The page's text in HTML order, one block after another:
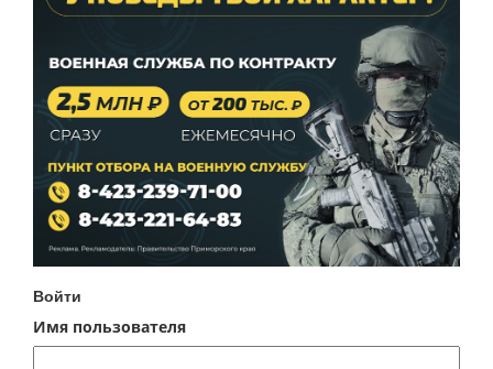
Войти
Имя пользователя